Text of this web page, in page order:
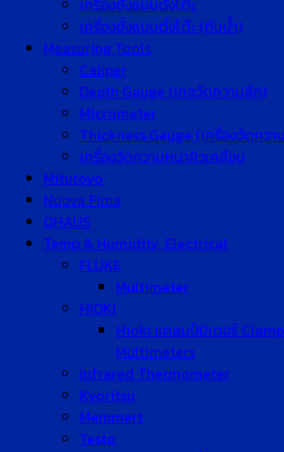
เครื่องชั่งแบบตั้งโต๊ะ
เครื่องชั่งแบบตั้งโต๊ะ (กันน้ำ)
Measuring Tools
Caliper
Depth Gauge (เกจวัดความลึก)
Micrometer
Thickness Gauge (เครื่องวัดควา
เครื่องวัดความหนาผิวเคลือบ
Mitutoyo
Nuova Fima
OHAUS
Temp & Humidity, Electrical
FLUKE
Multimeter
HIOKI
Hioki แคลมป์มิเตอร์
Multimeters
Infrared Thermometer
Kyoritsu
Memmert
Testo